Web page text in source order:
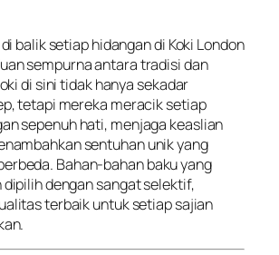
balik setiap hidangan di Koki London
sempurna antara tradisi dan
di sini tidak hanya sekadar
tetapi mereka meracik setiap
sepenuh hati, menjaga keaslian
sentuhan unik yang
Bahan-bahan baku yang
dipilih dengan sangat selektif,
terbaik untuk setiap sajian